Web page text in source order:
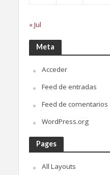
« Jul
Meta
Acceder
Feed de entradas
Feed de comentarios
WordPress.org
Pages
All Layouts